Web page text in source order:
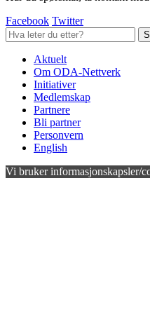
Facebook Twitter
Aktuelt
Om ODA-Nettverk
Initiativer
Medlemskap
Partnere
Bli partner
Personvern
English
Vi bruker informasjonskapsler/